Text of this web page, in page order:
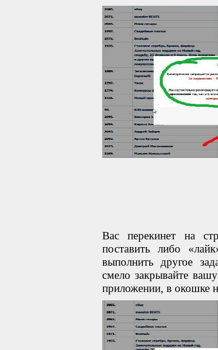
Вас перекинет на
поставить либо
выполнить другое
смело закрывайте
приложении, в окошке